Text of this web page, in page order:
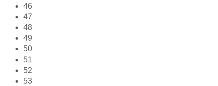
46
47
48
49
50
51
52
53